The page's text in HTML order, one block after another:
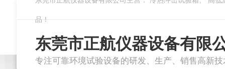
品！
东莞市正航仪器设备有限
专注可靠环境试验设备的研发、生产、销售高新技